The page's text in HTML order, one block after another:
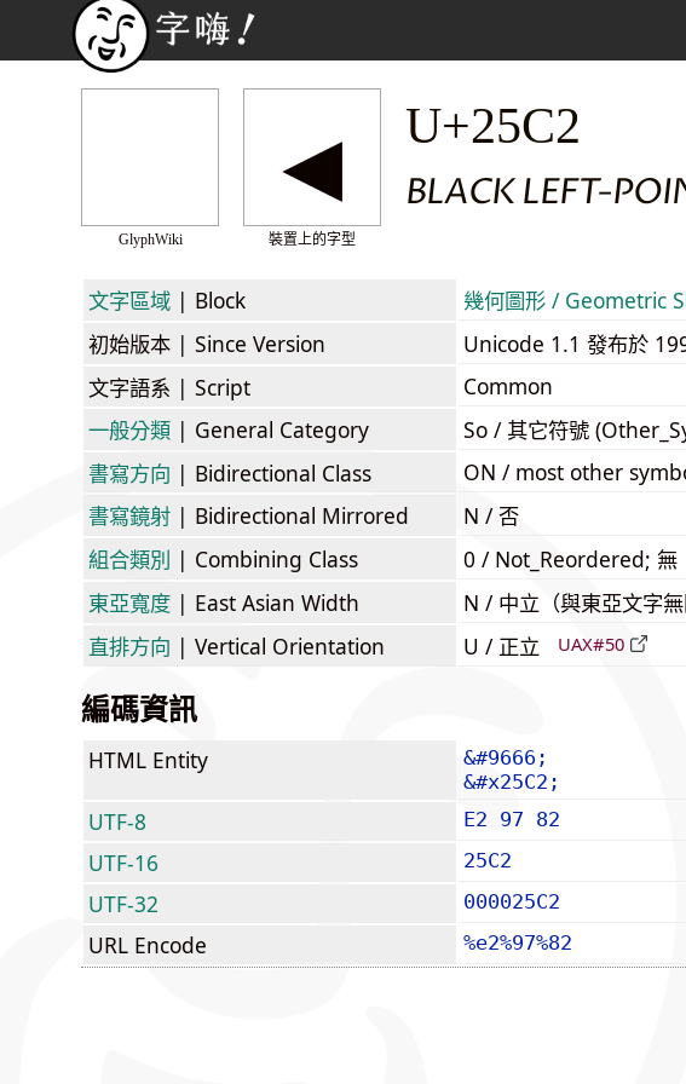
GlyphWiki
◂
裝置上的字型
U+25C2
BLACK LEFT-
文字區域 | Block 幾何圖形 / Geometric
初始版本 | Since Version
Unicode 1.1 發布於
文字語系 | Script
Common
一般分類 | General Category
So / 其它符號
書寫方向 | Bidirectional Class
ON / most other
書寫鏡射 | Bidirectional Mirrored
N / 否
組合類別 | Combining Class
0 / Not_Reordered; 無
東亞寬度 | East Asian Width N / 中立（與東亞文字無
直排方向 | Vertical Orientation U / 正立 UAX#50
編碼資訊
HTML Entity
&#9666;
&#x25C2;
UTF-8 E2 97 82
UTF-16 25C2
UTF-32 000025C2
URL Encode %e2%97%82